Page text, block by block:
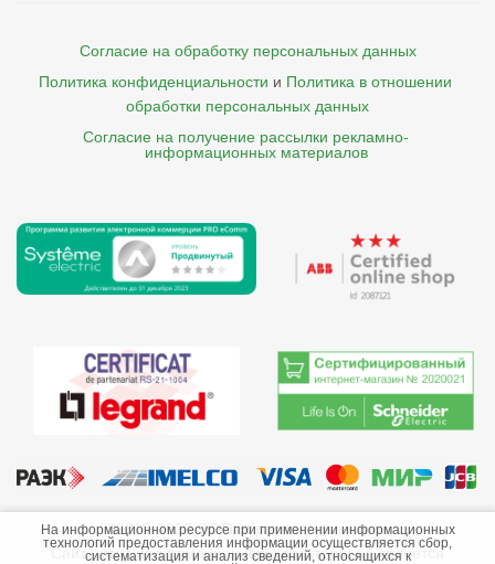
Согласие на обработку персональных данных
Политика конфиденциальности и Политика в отношении
обработки персональных данных
Согласие на получение рассылки рекламно-
    информационных материалов
©2013-2026 ООО «Краснодарэлектро»
Сайт носит информационный характер и не является
На информационном ресурсе при применении информационных
технологий предоставления информации осуществляется сбор,
систематизация и анализ сведений, относящихся к